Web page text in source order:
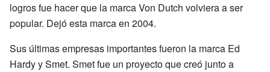
logros fue hacer que la marca Von Dutch volviera a ser
popular. Dejó esta marca en 2004.
Sus últimas empresas importantes fueron la marca Ed
Hardy y Smet. Smet fue un proyecto que creó junto a